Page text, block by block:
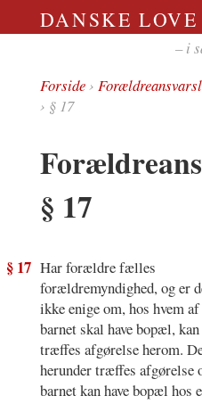
DANSKE LOVE
– i
Forside›
› § 17
§ 17
§ 17 Har forældre fælles
forældremyndighed, og er
ikke enige om, hos hvem
barnet skal have bopæl,
træffes afgørelse herom.
herunder træffes afgørelse
barnet kan have bopæl hos